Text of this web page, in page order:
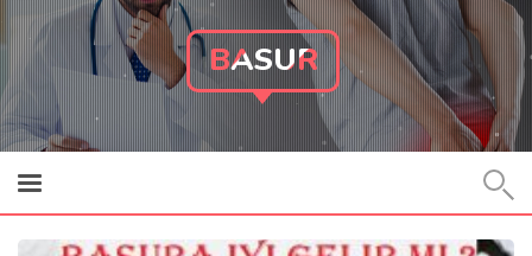
BASUR